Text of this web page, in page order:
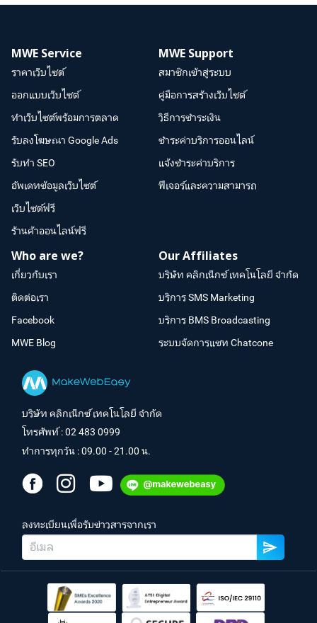
MWE Service
ราคาเว็บไซต์
ออกแบบเว็บไซต์
ทำเว็บไซต์พร้อมการตลาด
รับลงโฆษณา Google Ads
รับทำ SEO
อัพเดทข้อมูลเว็บไซต์
เว็บไซต์ฟรี
ร้านค้าออนไลน์ฟรี
MWE Support
สมาชิกเข้าสู่ระบบ
คู่มือการสร้างเว็บไซต์
วิธีการชำระเงิน
ชำระค่าบริการออนไลน์
แจ้งชำระค่าบริการ
ฟีเจอร์และความสามารถ
Who are we?
เกี่ยวกับเรา
ติดต่อเรา
Facebook
MWE Blog
Our Affiliates
บริษัท คลิกเน็กซ์ เทคโนโลยี จำกัด
บริการ SMS Marketing
บริการ BMS Broadcasting
ระบบจัดการแชท Chatcone
บริษัท คลิกเน็กซ์ เทคโนโลยี จำกัด
โทรศัพท์ :02 483 0999
ทำการทุกวัน : 09.00 - 21.00 น.
ลงทะเบียนเพื่อรับข่าวสารจากเรา